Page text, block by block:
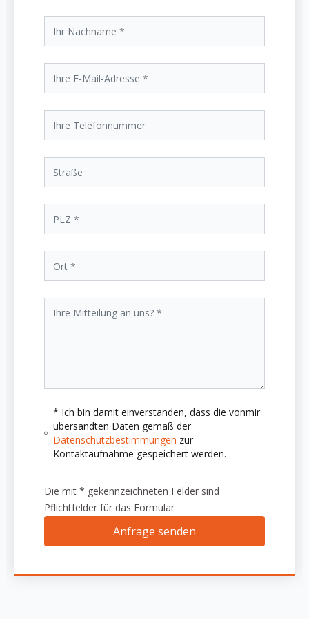
* Ich bin damit einverstanden, dass die vonmir
übersandten Daten gemäß der
Datenschutzbestimmungen zur
Kontaktaufnahme gespeichert werden.
Die mit * gekennzeichneten Felder sind
Pflichtfelder für das Formular
Anfrage senden